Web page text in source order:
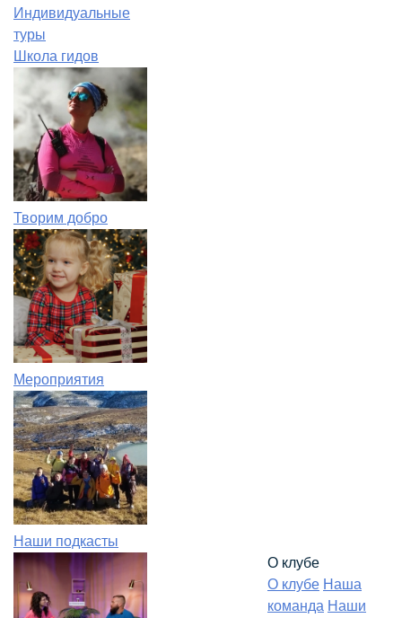
Индивидуальные
туры
Школа гидов
Творим добро
Мероприятия
Наши подкасты
О клубе
О клубе Наша
команда Наши